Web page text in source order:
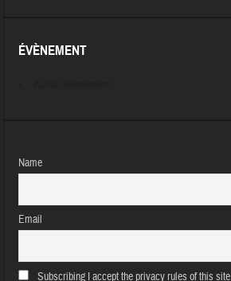
ÉVÈNEMENT
Name
Email
Subscribing I accept the privacy rules of this site